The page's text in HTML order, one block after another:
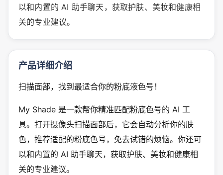
以和内置的 AI 助手聊天，获取护肤、美妆和健康相
关的专业建议。
产品详细介绍
扫描面部，找到最适合你的粉底液色号！
My Shade 是一款帮你精准匹配粉底色号的 AI 工
具。打开摄像头扫描面部后，它会自动分析你的肤
色，推荐适配的粉底色号，免去试错的烦恼。你还可
以和内置的 AI 助手聊天，获取护肤、美妆和健康相
关的专业建议。